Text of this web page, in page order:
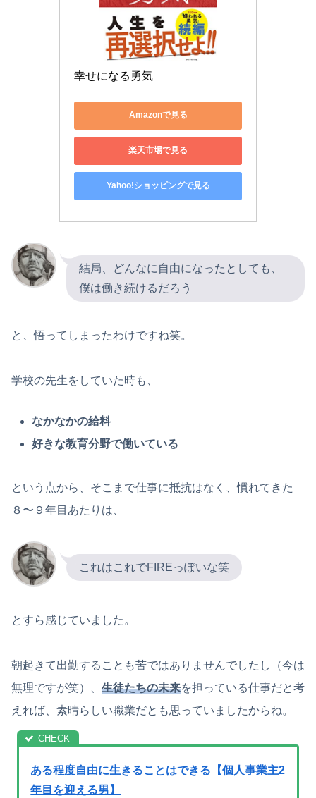
幸せになる勇気
Amazonで見る
楽天市場で見る
Yahoo!ショッピングで見る
結局、どんなに自由になったとしても、
僕は働き続けるだろう
と、悟ってしまったわけですね笑。
学校の先生をしていた時も、
なかなかの給料
好きな教育分野で働いている
という点から、そこまで仕事に抵抗はなく、慣れてきた
８〜９年目あたりは、
これはこれでFIREっぽいな笑
とすら感じていました。
朝起きて出勤することも苦ではありませんでしたし（今は
無理ですが笑）、 生徒たちの未来を担っている仕事だと考
えれば、素晴らしい職業だとも思っていましたからね。
ある程度自由に生きることはできる【個人事業主2
年目を迎える男】